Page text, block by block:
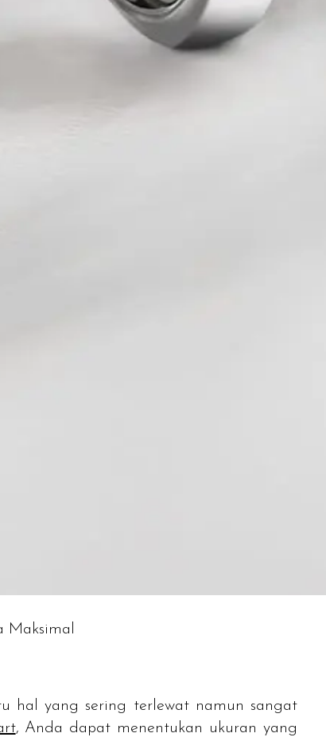
Maksimal
hal yang sering terlewat namun sangat
, Anda dapat menentukan ukuran yang